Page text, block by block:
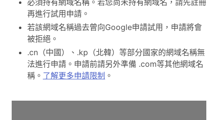
再進行試用申請。
若該網域名稱過去曾向Google申請試用，申請將會
被拒絕。
.cn（中國）、.kp（北韓）等部分國家的網域名稱無
法進行申請。申請前請另外準備 .com等其他網域名
稱。 了解更多申請限制 。